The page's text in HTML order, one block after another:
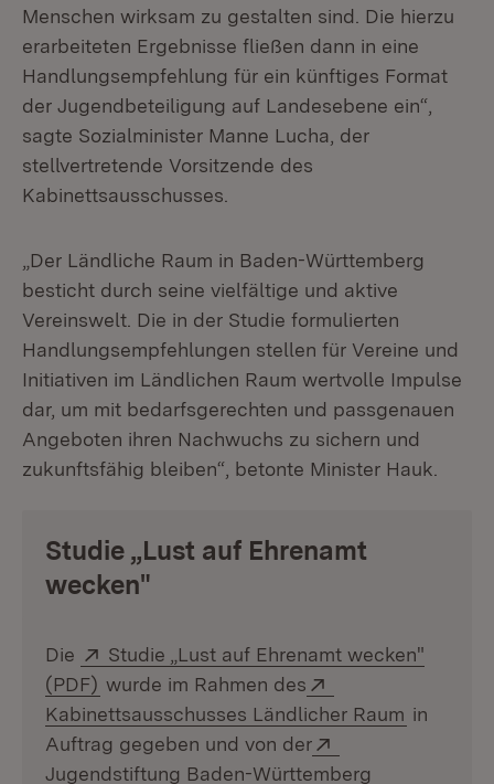
Menschen wirksam zu gestalten sind. Die hierzu
erarbeiteten Ergebnisse fließen dann in eine
Handlungsempfehlung für ein künftiges Format
der Jugendbeteiligung auf Landesebene ein“,
sagte Sozialminister Manne Lucha, der
stellvertretende Vorsitzende des
Kabinettsausschusses.
„Der Ländliche Raum in Baden-Württemberg
besticht durch seine vielfältige und aktive
Vereinswelt. Die in der Studie formulierten
Handlungsempfehlungen stellen für Vereine und
Initiativen im Ländlichen Raum wertvolle Impulse
dar, um mit bedarfsgerechten und passgenauen
Angeboten ihren Nachwuchs zu sichern und
zukunftsfähig bleiben“, betonte Minister Hauk.
Studie „Lust auf Ehrenamt
wecken"
Die Extern:
Studie „Lust auf Ehrenamt wecken"
(PDF) (Öffnet in neuem Fenster)
wurde im Rahmen des
Kabinettsausschusses Ländlicher Raum (Öffnet
in
Auftrag gegeben und von der
Jugendstiftung Baden-Württemberg